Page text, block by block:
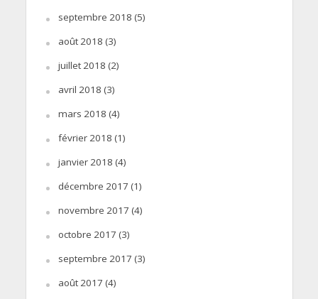
septembre 2018 (5)
août 2018 (3)
juillet 2018 (2)
avril 2018 (3)
mars 2018 (4)
février 2018 (1)
janvier 2018 (4)
décembre 2017 (1)
novembre 2017 (4)
octobre 2017 (3)
septembre 2017 (3)
août 2017 (4)